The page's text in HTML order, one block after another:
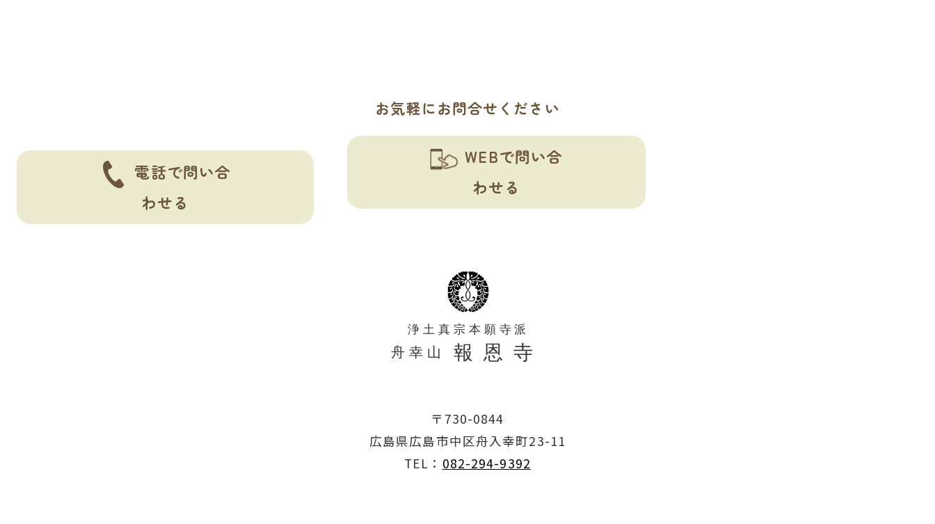
ョ
ン
お気軽にお問合せください
電話で問い合
わせる
WEBで問い合
わせる
〒730-0844
広島県広島市中区舟入幸町23-11
TEL： 082-294-9392